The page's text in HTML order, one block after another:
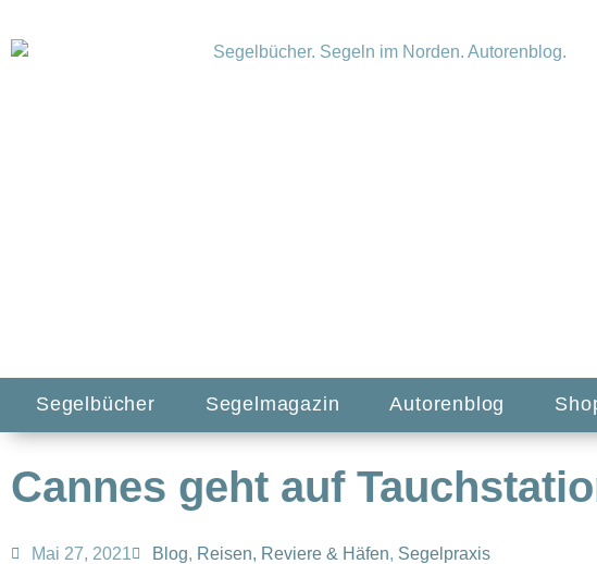
Segelbücher Segelmagazin Autorenblog
Cannes geht auf
Mai 27, 2021 Blog, Reisen, Reviere & Häfen, Segelpraxis